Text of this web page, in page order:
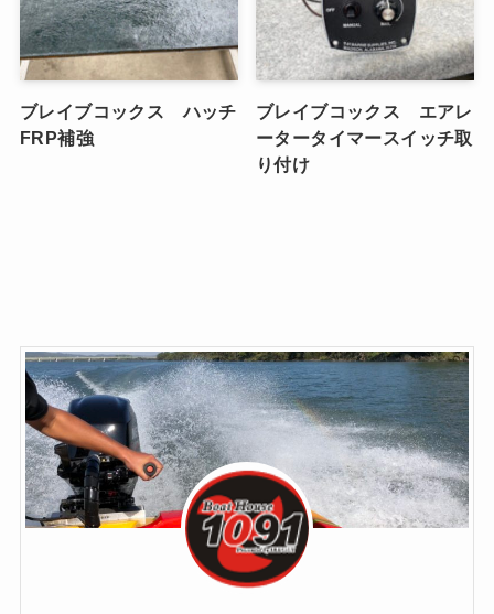
ブレイブコックス ハッチ
FRP補強
ブレイブコックス エアレ
ータータイマースイッチ取
り付け